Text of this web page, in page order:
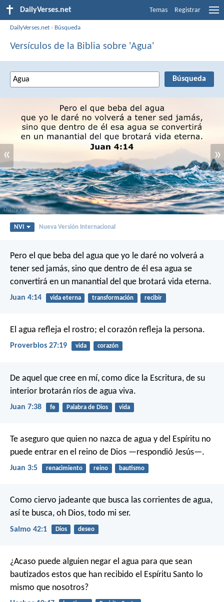
DailyVerses.net Temas Registrar
DailyVerses.net › Búsqueda
Versículos de la Biblia sobre 'Agua'
« »
NVI Nueva Versión Internacional
Pero el que beba del agua que yo le daré no volverá a
tener sed jamás, sino que dentro de él esa agua se
convertirá en un manantial del que brotará vida eterna.
Juan 4:14 vida eterna transformación recibir
El agua refleja el rostro; el corazón refleja la persona.
Proverbios 27:19 vida corazón
De aquel que cree en mí, como dice la Escritura, de su
interior brotarán ríos de agua viva.
Juan 7:38 fe Palabra de Dios vida
Te aseguro que quien no nazca de agua y del Espíritu no
puede entrar en el reino de Dios —respondió Jesús—.
Juan 3:5 renacimiento reino bautismo
Como ciervo jadeante que busca las corrientes de agua,
así te busca, oh Dios, todo mi ser.
Salmo 42:1 Dios deseo
¿Acaso puede alguien negar el agua para que sean
bautizados estos que han recibido el Espíritu Santo lo
mismo que nosotros?